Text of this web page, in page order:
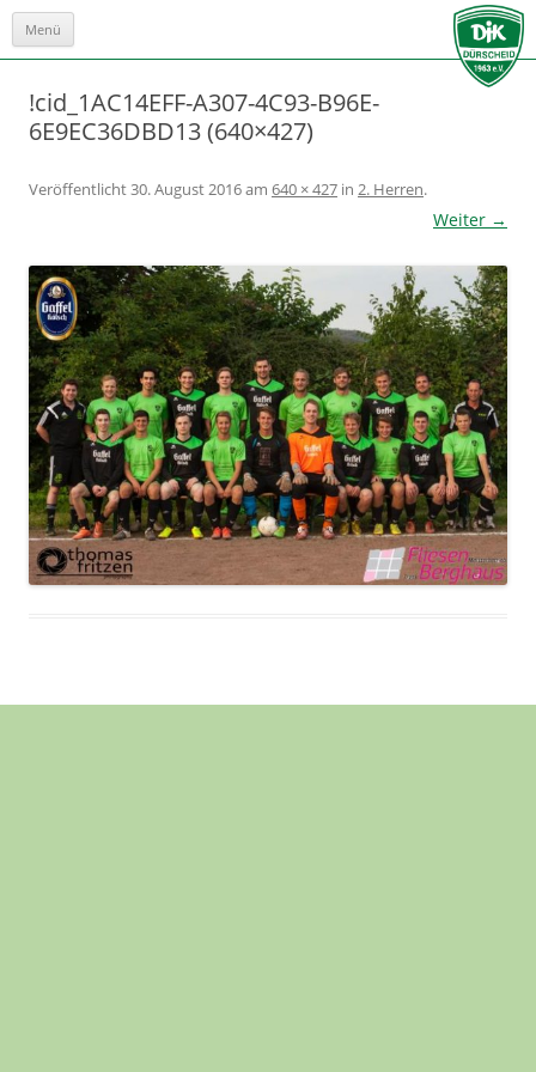
Menü
Zum
!cid_1AC14EFF-A307-4C93-B96E-
6E9EC36DBD13 (640×427)
Veröffentlicht30. August 2016am 640 × 427 in 2. Herren.
Weiter →